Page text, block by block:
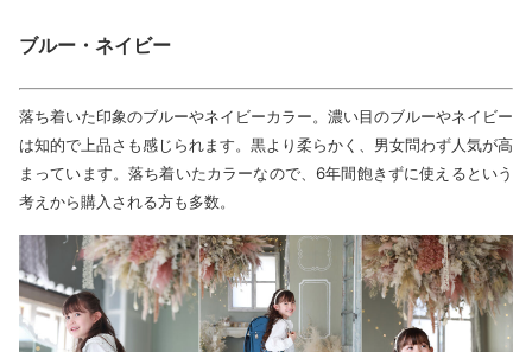
ブルー・ネイビー
落ち着いた印象のブルーやネイビーカラー。濃い目のブルーやネイビー
は知的で上品さも感じられます。黒より柔らかく、男女問わず人気が高
まっています。落ち着いたカラーなので、6年間飽きずに使えるという
考えから購入される方も多数。